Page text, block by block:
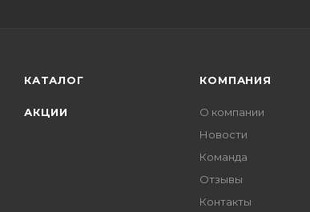
КАТАЛОГ
АКЦИИ
КОМПАНИЯ
О компании
Новости
Команда
Отзывы
Контакты